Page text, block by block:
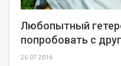
Любопытный
попробовать с
26.07.2016